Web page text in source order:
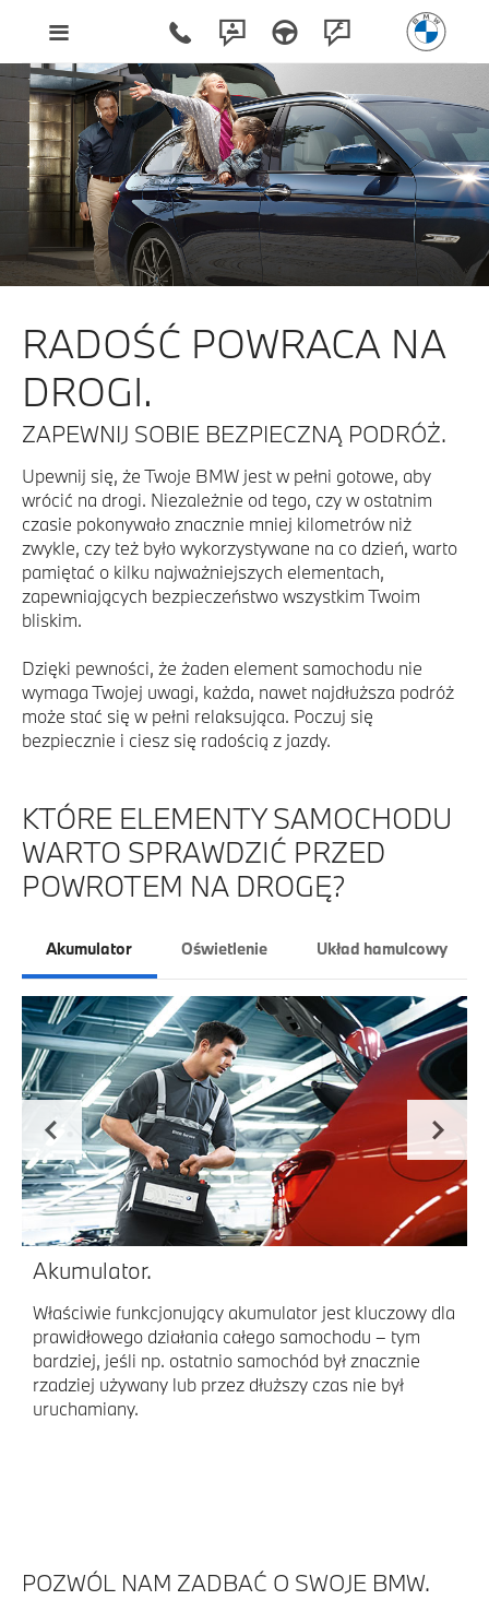
RADOŚĆ POWRACA NA
DROGI.
ZAPEWNIJ SOBIE BEZPIECZNĄ PODRÓŻ.
Upewnij się, że Twoje BMW jest w pełni gotowe, aby
wrócić na drogi. Niezależnie od tego, czy w ostatnim
czasie pokonywało znacznie mniej kilometrów niż
zwykle, czy też było wykorzystywane na co dzień, warto
pamiętać o kilku najważniejszych elementach,
zapewniających bezpieczeństwo wszystkim Twoim
bliskim.
Dzięki pewności, że żaden element samochodu nie
wymaga Twojej uwagi, każda, nawet najdłuższa podróż
może stać się w pełni relaksująca. Poczuj się
bezpiecznie i ciesz się radością z jazdy.
KTÓRE ELEMENTY SAMOCHODU
WARTO SPRAWDZIĆ PRZED
POWROTEM NA DROGĘ?
Akumulator Oświetlenie Układ hamulcowy
Akumulator.
Właściwie funkcjonujący akumulator jest kluczowy dla
prawidłowego działania całego samochodu – tym
bardziej, jeśli np. ostatnio samochód był znacznie
rzadziej używany lub przez dłuższy czas nie był
uruchamiany.
POZWÓL NAM ZADBAĆ O SWOJE BMW.